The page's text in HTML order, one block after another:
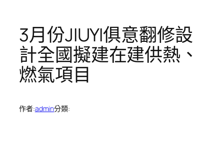
3月份JIUYI俱意翻修設
計全國擬建在建供熱、
燃氣項目
作者:admin分類: